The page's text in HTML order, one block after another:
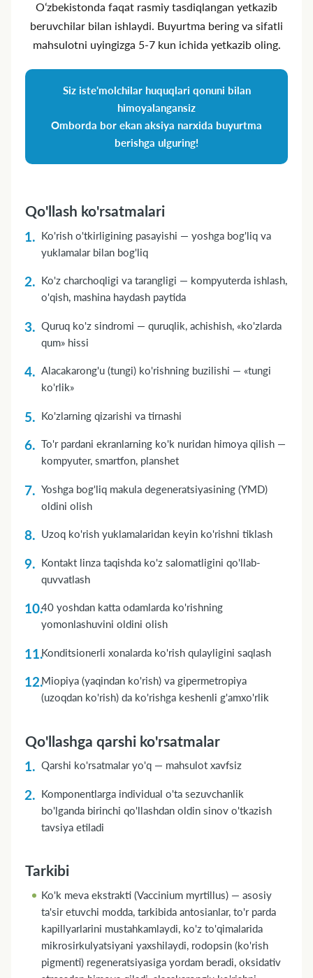
Oʻzbekistonda faqat rasmiy tasdiqlangan yetkazib
beruvchilar bilan ishlaydi. Buyurtma bering va sifatli
mahsulotni uyingizga 5‑7 kun ichida yetkazib oling.
Siz iste'molchilar huquqlari qonuni bilan
himoyalangansiz
Omborda bor ekan aksiya narxida buyurtma
berishga ulguring!
Qo'llash ko'rsatmalari
Ko'rish o'tkirligining pasayishi — yoshga bog'liq va
yuklamalar bilan bog'liq
Ko'z charchoqligi va tarangligi — kompyuterda ishlash,
o'qish, mashina haydash paytida
Quruq ko'z sindromi — quruqlik, achishish, «ko'zlarda
qum» hissi
Alacakarong'u (tungi) ko'rishning buzilishi — «tungi
ko'rlik»
Ko'zlarning qizarishi va tirnashi
To'r pardani ekranlarning ko'k nuridan himoya qilish —
kompyuter, smartfon, planshet
Yoshga bog'liq makula degeneratsiyasining (YMD)
oldini olish
Uzoq ko'rish yuklamalaridan keyin ko'rishni tiklash
Kontakt linza taqishda ko'z salomatligini qo'llab-
quvvatlash
40 yoshdan katta odamlarda ko'rishning
yomonlashuvini oldini olish
Konditsionerli xonalarda ko'rish qulayligini saqlash
Miopiya (yaqindan ko'rish) va gipermetropiya
(uzoqdan ko'rish) da ko'rishga keshenli g'amxo'rlik
Qo'llashga qarshi ko'rsatmalar
Qarshi ko'rsatmalar yo'q — mahsulot xavfsiz
Komponentlarga individual o'ta sezuvchanlik
bo'lganda birinchi qo'llashdan oldin sinov o'tkazish
tavsiya etiladi
Tarkibi
Ko'k meva ekstrakti (Vaccinium myrtillus) — asosiy
ta'sir etuvchi modda, tarkibida antosianlar, to'r parda
kapillyarlarini mustahkamlaydi, ko'z to'qimalarida
mikrosirkulyatsiyani yaxshilaydi, rodopsin (ko'rish
pigmenti) regeneratsiyasiga yordam beradi, oksidativ